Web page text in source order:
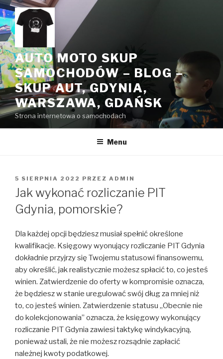
Przeskocz
do
treści
AUTO MOTO SKUP
SAMOCHODÓW – BLOG –
SKUP AUT, GDYNIA,
WARSZAWA, GDAŃSK
Strona internetowa o samochodach
Menu
OPUBLIKOWANE
W
5 SIERPNIA 2022 PRZEZ ADMIN
Jak wykonać rozliczanie PIT
Gdynia, pomorskie?
Dla każdej opcji będziesz musiał spełnić określone
kwalifikacje. Księgowy wyonujący rozliczanie PIT Gdynia
dokładnie przyjrzy się Twojemu statusowi finansowemu,
aby określić, jak realistycznie możesz spłacić to, co jesteś
winien. Zatwierdzenie do oferty w kompromisie oznacza,
że ​​będziesz w stanie uregulować swój dług za mniej niż
to, co jesteś winien. Zatwierdzenie statusu „Obecnie nie
do kolekcjonowania” oznacza, że księgowy wykonujący
rozliczanie PIT Gdynia zawiesi taktykę windykacyjną,
ponieważ ustali, że nie możesz rozsądnie zapłacić
należnej kwoty podatkowej.